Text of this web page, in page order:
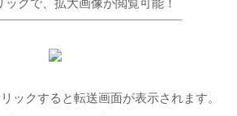
ックで、拡大画像が閲覧可能！
ックすると転送画面が表示されます。